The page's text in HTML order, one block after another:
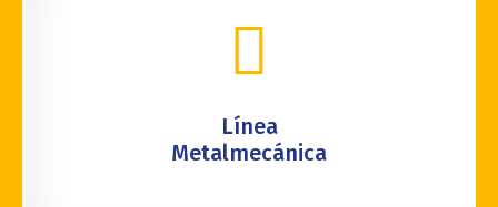
Línea
Metalmecánica